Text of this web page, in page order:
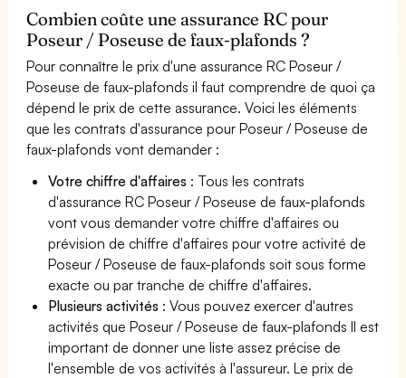
Combien coûte une assurance RC pour
Poseur / Poseuse de faux-plafonds ?
Pour connaître le prix d'une assurance RC Poseur /
Poseuse de faux-plafonds il faut comprendre de quoi ça
dépend le prix de cette assurance. Voici les éléments
que les contrats d'assurance pour Poseur / Poseuse de
faux-plafonds vont demander :
Votre chiffre d'affaires : Tous les contrats
d'assurance RC Poseur / Poseuse de faux-plafonds
vont vous demander votre chiffre d'affaires ou
prévision de chiffre d'affaires pour votre activité de
Poseur / Poseuse de faux-plafonds soit sous forme
exacte ou par tranche de chiffre d'affaires.
Plusieurs activités : Vous pouvez exercer d'autres
activités que Poseur / Poseuse de faux-plafonds Il est
important de donner une liste assez précise de
l'ensemble de vos activités à l'assureur. Le prix de